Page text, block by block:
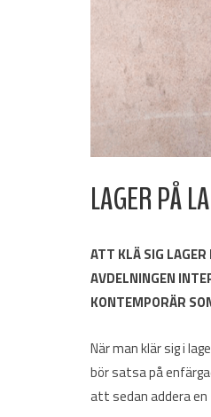
LAGER PÅ
ATT KLÄ SIG
AVDELNINGEN
KONTEMPORÄR
När man klär sig i
bör satsa på
att sedan addera en